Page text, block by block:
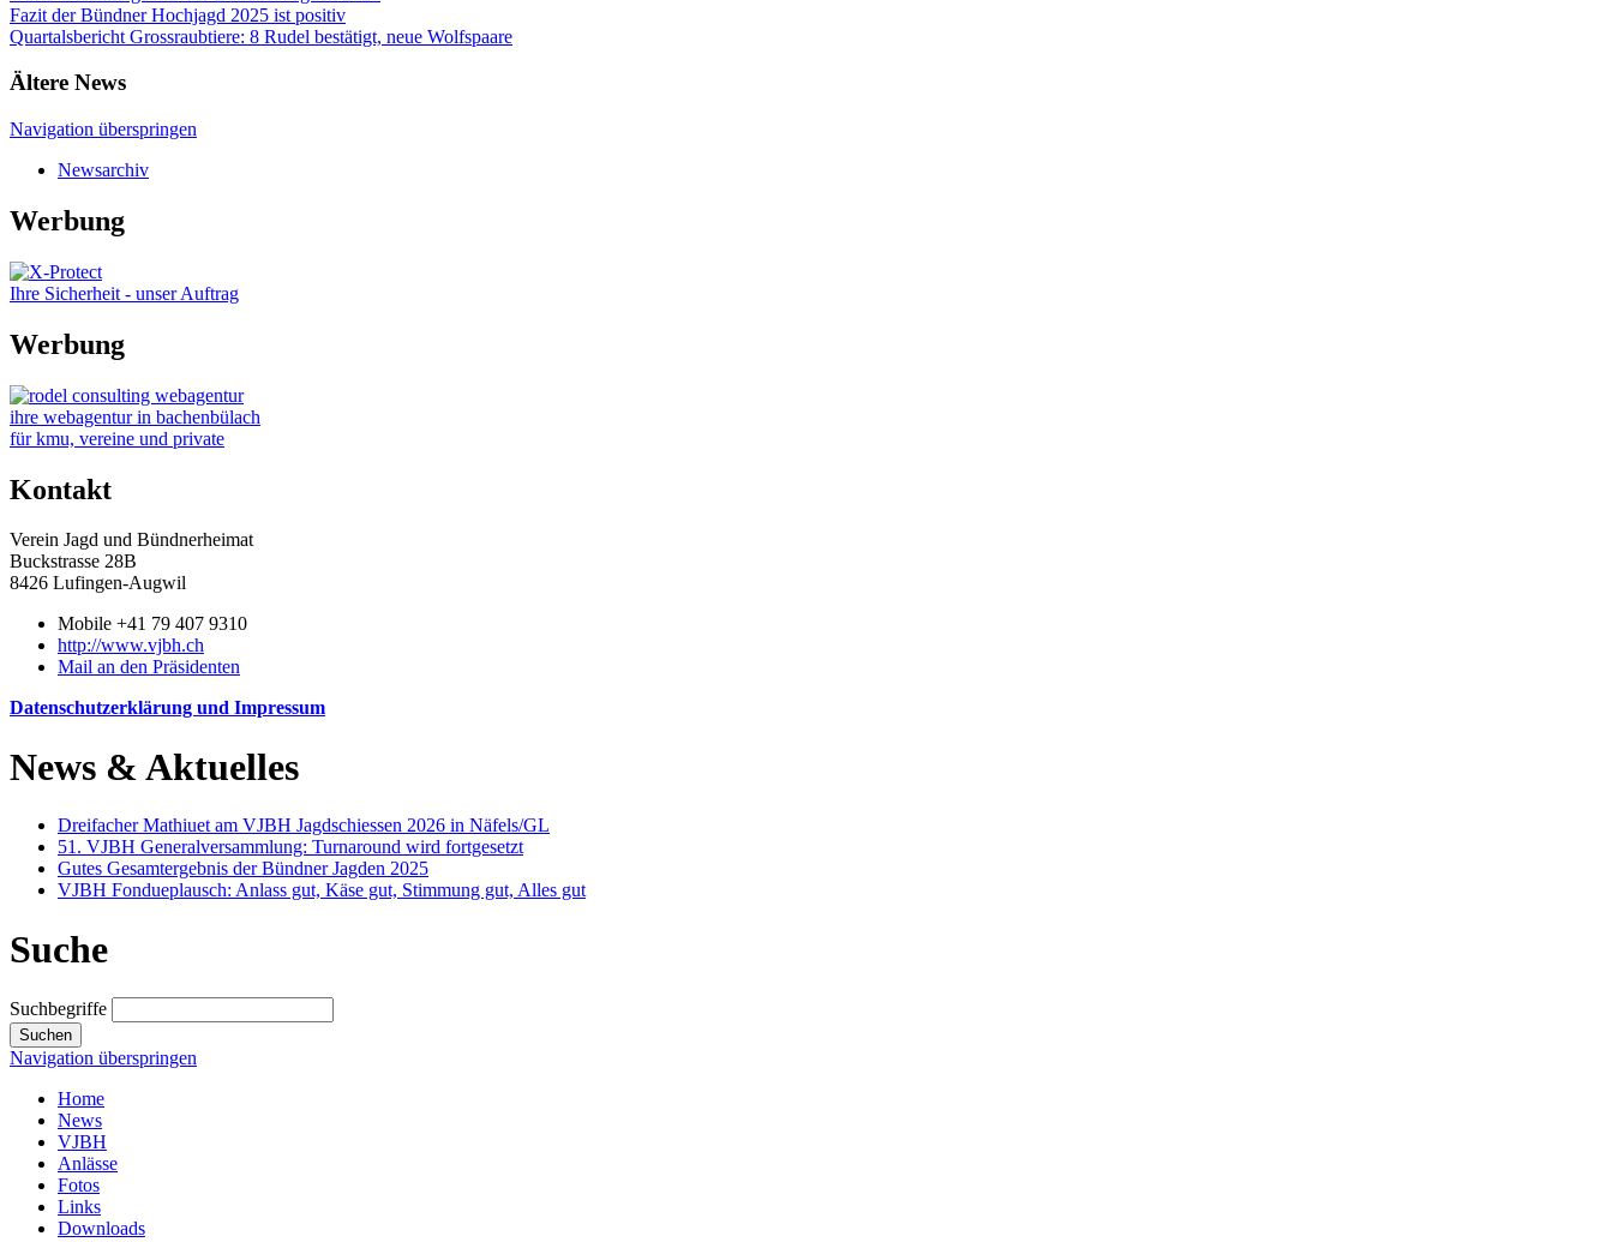
Fazit der Bündner Hochjagd 2025 ist positiv
Quartalsbericht Grossraubtiere: 8 Rudel bestätigt, neue Wolfspaare
Ältere News
Navigation überspringen
Newsarchiv
Werbung
Ihre Sicherheit - unser Auftrag
Werbung
ihre webagentur in bachenbülach
für kmu, vereine und private
Kontakt
Verein Jagd und Bündnerheimat
Buckstrasse 28B
8426 Lufingen-Augwil
Mobile +41 79 407 9310
http://www.vjbh.ch
Mail an den Präsidenten
Datenschutzerklärung und Impressum
News & Aktuelles
Dreifacher Mathiuet am VJBH Jagdschiessen 2026 in Näfels/GL
51. VJBH Generalversammlung: Turnaround wird fortgesetzt
Gutes Gesamtergebnis der Bündner Jagden 2025
VJBH Fondueplausch: Anlass gut, Käse gut, Stimmung gut, Alles gut
Suche
Suchbegriffe
Suchen
Navigation überspringen
Home
News
VJBH
Anlässe
Fotos
Links
Downloads